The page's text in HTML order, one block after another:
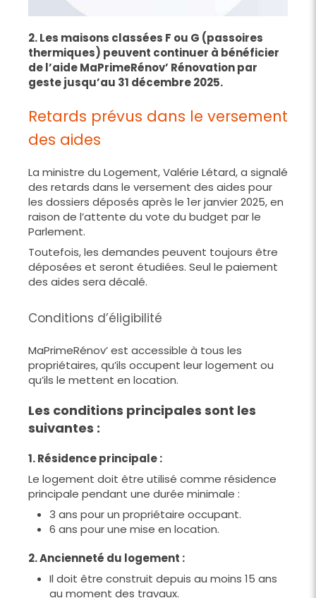
2. Les maisons classées F ou G (passoires
thermiques) peuvent continuer à bénéficier
de l’aide MaPrimeRénov’ Rénovation par
geste jusqu’au 31 décembre 2025.
Retards prévus dans le versement
des aides
La ministre du Logement, Valérie Létard, a signalé
des retards dans le versement des aides pour
les dossiers déposés après le 1er janvier 2025, en
raison de l’attente du vote du budget par le
Parlement.
Toutefois, les demandes peuvent toujours être
déposées et seront étudiées. Seul le paiement
des aides sera décalé.
Conditions d’éligibilité
MaPrimeRénov’ est accessible à tous les
propriétaires, qu’ils occupent leur logement ou
qu’ils le mettent en location.
Les conditions principales sont les
suivantes :
1. Résidence principale :
Le logement doit être utilisé comme résidence
principale pendant une durée minimale :
3 ans pour un propriétaire occupant.
6 ans pour une mise en location.
2. Ancienneté du logement :
Il doit être construit depuis au moins 15 ans
au moment des travaux.